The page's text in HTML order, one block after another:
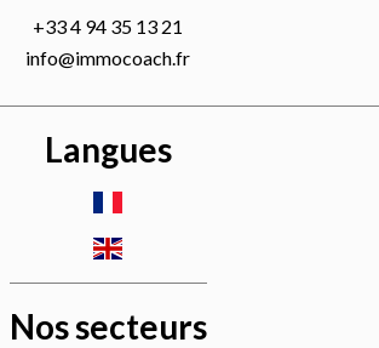
+33 4 94 35 13 21
info@immocoach.fr
Langues
Nos secteurs